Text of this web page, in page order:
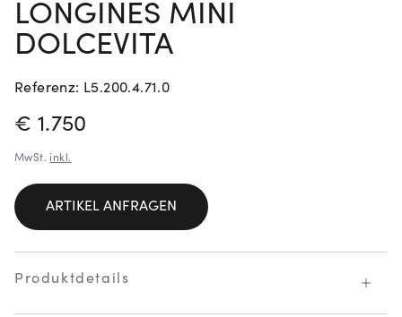
LONGINES MINI
DOLCEVITA
Referenz: L5.200.4.71.0
PREISINFORMATIONEN
€ 1.750
MwSt. inkl.
ARTIKEL ANFRAGEN
Produktdetails